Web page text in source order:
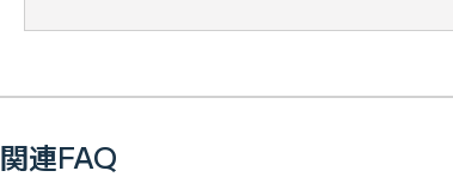
関連FAQ